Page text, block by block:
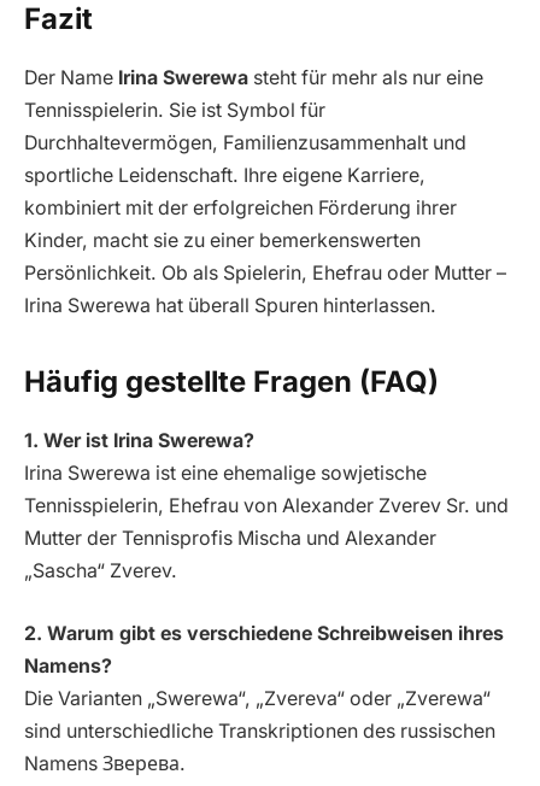
Fazit
Der Name Irina Swerewa steht für mehr als nur eine
Tennisspielerin. Sie ist Symbol für
Durchhaltevermögen, Familienzusammenhalt und
sportliche Leidenschaft. Ihre eigene Karriere,
kombiniert mit der erfolgreichen Förderung ihrer
Kinder, macht sie zu einer bemerkenswerten
Persönlichkeit. Ob als Spielerin, Ehefrau oder Mutter –
Irina Swerewa hat überall Spuren hinterlassen.
Häufig gestellte Fragen (FAQ)
1. Wer ist Irina Swerewa?
Irina Swerewa ist eine ehemalige sowjetische
Tennisspielerin, Ehefrau von Alexander Zverev Sr. und
Mutter der Tennisprofis Mischa und Alexander
„Sascha“ Zverev.
2. Warum gibt es verschiedene Schreibweisen ihres
Namens?
Die Varianten „Swerewa“, „Zvereva“ oder „Zverewa“
sind unterschiedliche Transkriptionen des russischen
Namens Зверева.